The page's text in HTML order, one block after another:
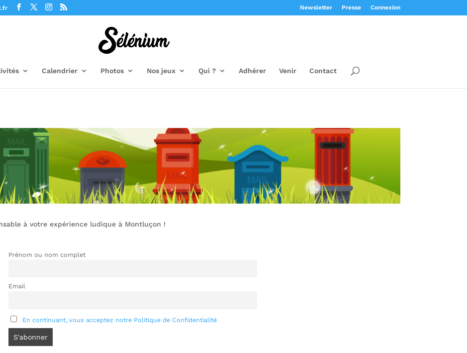
Newsletter Presse Connexion
Calendrier Photos Nos jeux Qui ? Adhérer Venir Contact
à votre expérience ludique à Montluçon !
Prénom ou nom complet
Email
En continuant, vous acceptez notre Politique de Confidentialité